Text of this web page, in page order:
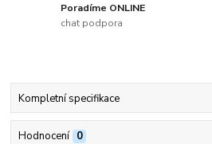
Poradíme ONLINE
chat podpora
Kompletní specifikace
Hodnocení 0